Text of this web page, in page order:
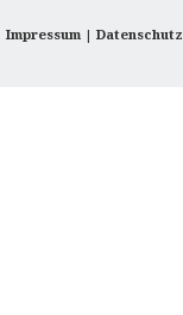
Impressum| Datenschutz